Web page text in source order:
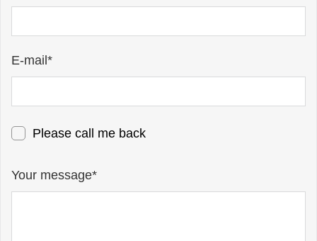
E-mail*
Please call me back
Your message*